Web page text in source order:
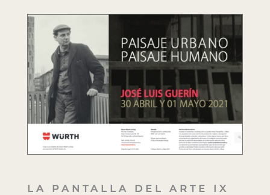
LA PANTALLA DEL ARTE IX